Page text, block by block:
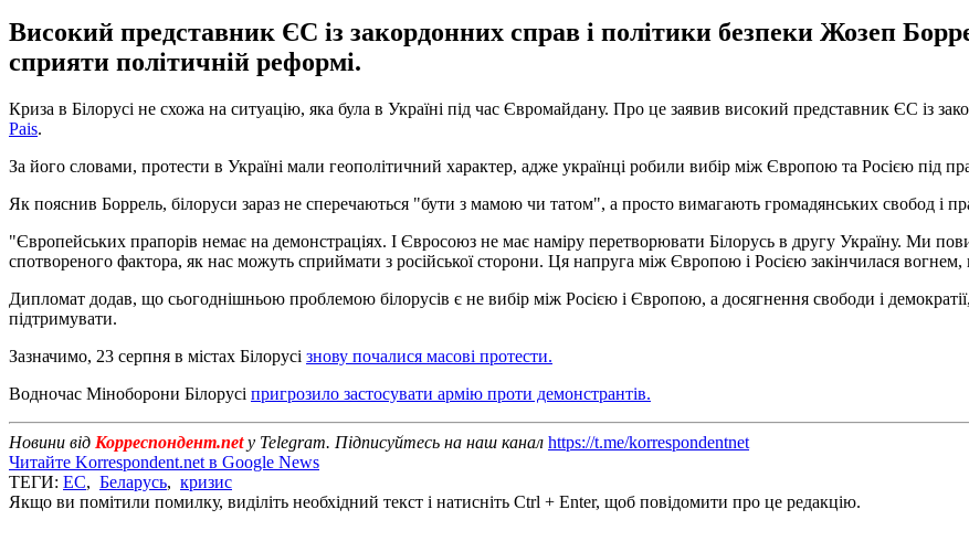
Високий представник ЄС із закордонних справ і політики безпеки Жозеп
сприяти політичній реформі.
Криза в Білорусі не схожа на ситуацію, яка була в Україні під час Євромайдану. Про це заявив високий представник ЄС із
Pais.
За його словами, протести в Україні мали геополітичний характер, адже українці робили вибір між Європою та Росією під
Як пояснив Боррель, білоруси зараз не сперечаються "бути з мамою чи татом", а просто вимагають громадянських свобод і
"Європейських прапорів немає на демонстраціях. І Євросоюз не має наміру перетворювати Білорусь в другу Україну. Ми
спотвореного фактора, як нас можуть сприймати з російської сторони. Ця напруга між Європою і Росією закінчилася вогнем,
Дипломат додав, що сьогоднішньою проблемою білорусів є не вибір між Росією і Європою, а досягнення свободи і
підтримувати.
Зазначимо, 23 серпня в містах Білорусі знову почалися масові протести.
Водночас Міноборони Білорусі пригрозило застосувати армію проти демонстрантів.
Новини від Корреспондент.net у Telegram. Підписуйтесь на наш канал https://t.me/korrespondentnet
Читайте Korrespondent.net в Google News
ТЕГИ: ЕС, Беларусь, кризис
Якщо ви помітили помилку, виділіть необхідний текст і натисніть Ctrl + Enter, щоб повідомити про це редакцію.